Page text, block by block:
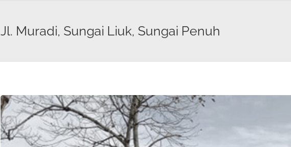
Jl. Muradi, Sungai Liuk, Sungai Penuh